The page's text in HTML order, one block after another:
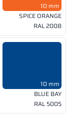
10 mm
SPICE ORANGE
RAL 2008
10 mm
BLUE BAY
RAL 5005